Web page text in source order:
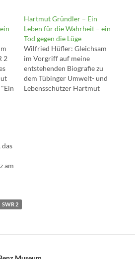
2
Hartmut Gründler – Ein
Leben für die Wahrheit – ein
Tod gegen die Lüge
Wilfried Hüfler: Gleichsam
im Vorgriff auf meine
entstehenden Biografie zu
dem Tübinger Umwelt- und
Lebensschützer Hartmut
am
SWR 2